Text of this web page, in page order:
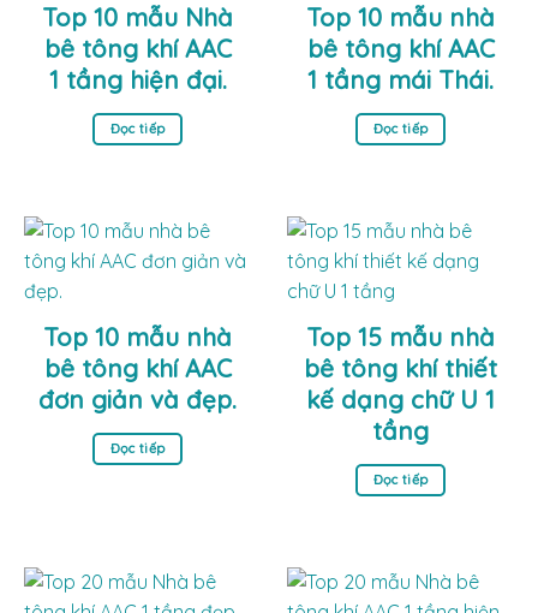
Top 10 mẫu Nhà
bê tông khí AAC
1 tầng hiện đại.
Đọc tiếp
Top 10 mẫu nhà
bê tông khí AAC
1 tầng mái Thái.
Đọc tiếp
Top 10 mẫu nhà
bê tông khí AAC
đơn giản và đẹp.
Đọc tiếp
Top 15 mẫu nhà
bê tông khí thiết
kế dạng chữ U 1
tầng
Đọc tiếp